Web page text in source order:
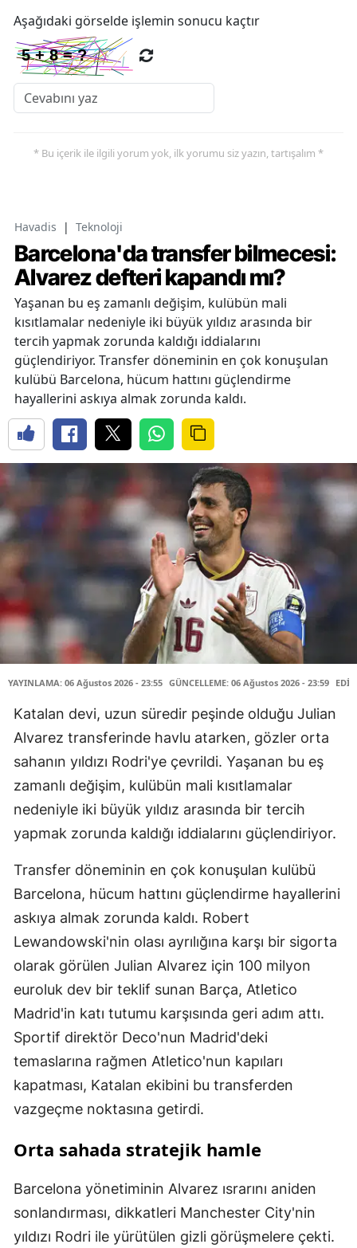
Aşağıdaki görselde işlemin sonucu kaçtır
* Bu içerik ile ilgili yorum yok, ilk yorumu siz yazın, tartışalım *
Havadis | Teknoloji
Barcelona'da transfer bilmecesi:
Alvarez defteri kapandı mı?
Yaşanan bu eş zamanlı değişim, kulübün mali
kısıtlamalar nedeniyle iki büyük yıldız arasında bir
tercih yapmak zorunda kaldığı iddialarını
güçlendiriyor. Transfer döneminin en çok konuşulan
kulübü Barcelona, hücum hattını güçlendirme
hayallerini askıya almak zorunda kaldı.
YAYINLAMA: 06 Ağustos 2026 - 23:55 GÜNCELLEME: 06 Ağustos 2026 - 23:59
Katalan devi, uzun süredir peşinde olduğu Julian
Alvarez transferinde havlu atarken, gözler orta
sahanın yıldızı Rodri'ye çevrildi. Yaşanan bu eş
zamanlı değişim, kulübün mali kısıtlamalar
nedeniyle iki büyük yıldız arasında bir tercih
yapmak zorunda kaldığı iddialarını güçlendiriyor.
Transfer döneminin en çok konuşulan kulübü
Barcelona, hücum hattını güçlendirme hayallerini
askıya almak zorunda kaldı. Robert
Lewandowski'nin olası ayrılığına karşı bir sigorta
olarak görülen Julian Alvarez için 100 milyon
euroluk dev bir teklif sunan Barça, Atletico
Madrid'in katı tutumu karşısında geri adım attı.
Sportif direktör Deco'nun Madrid'deki
temaslarına rağmen Atletico'nun kapıları
kapatması, Katalan ekibini bu transferden
vazgeçme noktasına getirdi.
Orta sahada stratejik hamle
Barcelona yönetiminin Alvarez ısrarını aniden
sonlandırması, dikkatleri Manchester City'nin
yıldızı Rodri ile yürütülen gizli görüşmelere çekti.